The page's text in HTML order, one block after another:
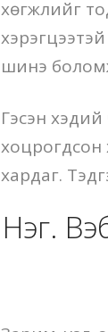
хөгжлийг
шинэ
Гэсэн
хоцрогдсон
хардаг.
Нэг.